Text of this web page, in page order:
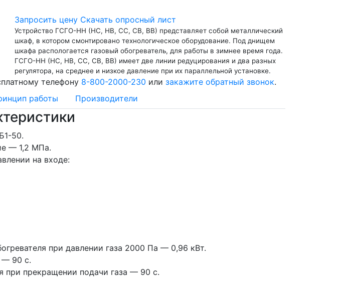
Запросить цену Скачать опросный лист
Устройство ГСГО-НН (НС, НВ, СС, СВ, ВВ) представляет собой металлический
шкаф, в котором смонтировано технологическое оборудование. Под днищем
шкафа распологается газовый обогреватель, для работы в зимнее время года.
ГСГО-НН (НС, НВ, СС, СВ, ВВ) имеет две линии редуцирования и два разных
регулятора, на среднее и низкое давление при их параллельной установке.
телефону 8-800-2000-230 или закажите обратный звонок.
работы Производители
50.
— 1,2 МПа.
на входе:
при давлении газа 2000 Па — 0,96 кВт.
— 90 с.
при прекращении подачи газа — 90 с.